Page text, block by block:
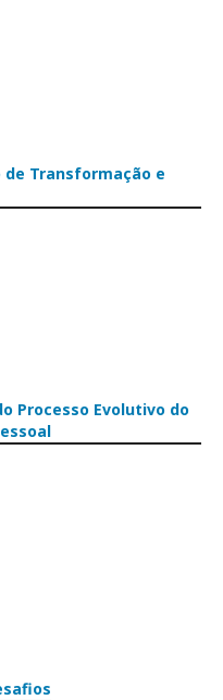
de Transformação e
Processo Evolutivo do